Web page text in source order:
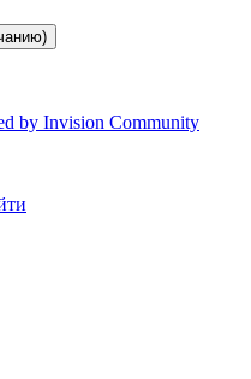
by Invision Community